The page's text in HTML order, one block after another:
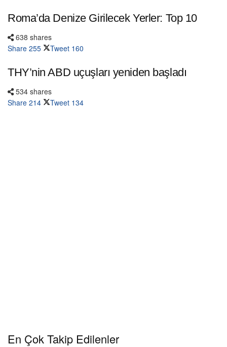
Roma’da Denize Girilecek Yerler: Top 10
638 shares
Share 255 Tweet 160
THY’nin ABD uçuşları yeniden başladı
534 shares
Share 214 Tweet 134
En Çok Takip Edilenler